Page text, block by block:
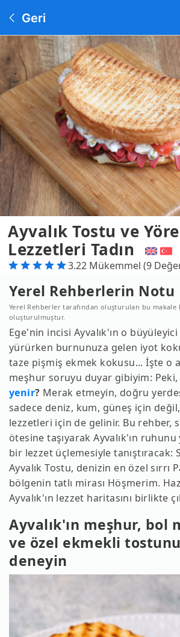
Geri
Ayvalık Tostu ve
Lezzetleri Tadın
3.22 Mükemmel (9
Yerel Rehberlerin Notu
Yerel Rehberler tarafından oluşturulan bu makale
oluşturulmuştur.
Ege'nin incisi Ayvalık'ın o
yürürken burnunuza gelen iyot
taze pişmiş ekmek kokusu... İşte o
meşhur soruyu duyar gibiyim: Peki,
yenir? Merak etmeyin, doğru
sadece deniz, kum, güneş için
lezzetleri için de gelinir. Bu rehber,
ötesine taşıyarak Ayvalık'ın
bir lezzet üçlemesiyle tanıştıracak:
Ayvalık Tostu, denizin en özel sırrı
bölgenin tatlı mirası Höşmerim.
Ayvalık'ın lezzet haritasını birlikte
Ayvalık'ın meşhur, bol
ve özel ekmekli
deneyin